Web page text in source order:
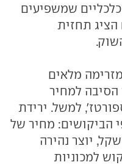
שמשפיעים
תחזית
"נפילת השוק הרוסי ב-42% מזרימה מלאים
הסיבה למחיר
למשל. ירידת
הביקושים: מחיר של
6.5 שקל לליטר בנזין ולא 8.5 שקל, יוצר נהירה
למכוניות